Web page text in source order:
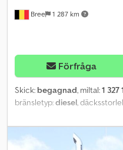
Bree 1 287 km
Förfråga
Skick: begagnad, miltal:1 327
bränsletyp:diesel,
växeltyp:automatisk, antal
fjädring:
,